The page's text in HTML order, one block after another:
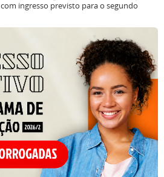
ingresso previsto para o segundo